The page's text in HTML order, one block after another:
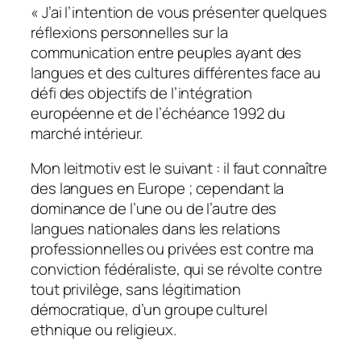
« J’ai l’intention de vous présenter quelques
réflexions personnelles sur la
communication entre peuples ayant des
langues et des cultures différentes face au
défi des objectifs de l’intégration
européenne et de l’échéance 1992 du
marché intérieur.
Mon leitmotiv est le suivant : il faut connaître
des langues en Europe ; cependant la
dominance de l’une ou de l’autre des
langues nationales dans les relations
professionnelles ou privées est contre ma
conviction fédéraliste, qui se révolte contre
tout privilège, sans légitimation
démocratique, d’un groupe culturel
ethnique ou religieux.